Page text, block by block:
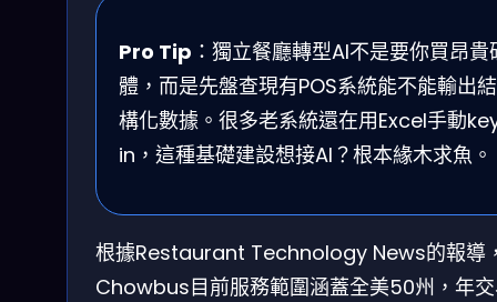
Pro Tip ：獨立餐廳轉型AI不是要你買昂貴
體，而是先盤查現有POS系統能不能輸出結
構化數據。很多老系統還在用Excel手動
in，這種基礎建設想接AI？根本緣木求魚。
根據Restaurant Technology News的報導
Chowbus目前服務範圍涵蓋全美50州，年